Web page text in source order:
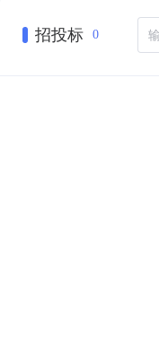
招投标 0